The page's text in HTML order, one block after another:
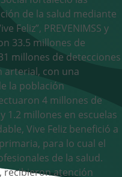
de la salud mediante
Feliz”, PREVENIMSS y
33.5 millones de
millones de detecciones
arterial, con una
la población
4 millones de
1.2 millones en escuelas
Vive Feliz benefició a
para lo cual el
de la salud.
recibieron atención